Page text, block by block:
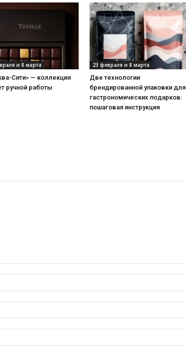
и 8 марта
Сити» — коллекция
ручной работы
23 февраля и 8 марта
Две технологии
брендированной упаковки для
гастрономических подарков:
пошаговая инструкция